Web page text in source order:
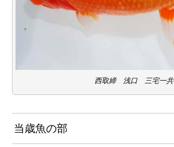
西取締 浅口 三宅一共
当歳魚の部